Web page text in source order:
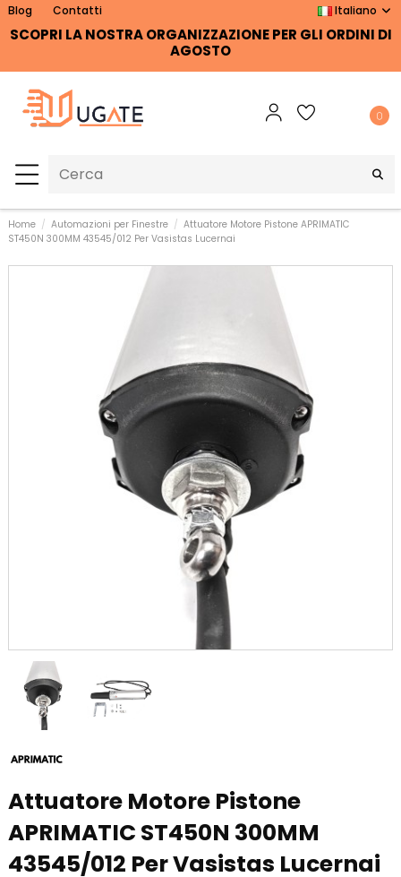
Blog Contatti Italiano
SCOPRI LA NOSTRA ORGANIZZAZIONE PER GLI ORDINI DI
AGOSTO
0
Home Automazioni per Finestre
Attuatore Motore Pistone APRIMATIC
ST450N 300MM 43545/012 Per Vasistas Lucernai
Attuatore Motore Pistone
APRIMATIC ST450N 300MM
43545/012 Per Vasistas Lucernai